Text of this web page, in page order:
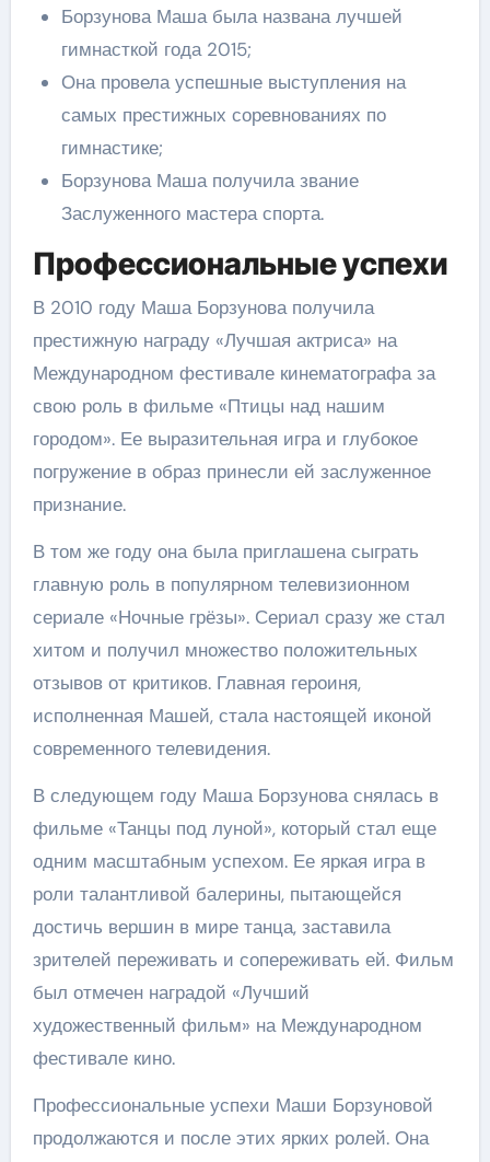
Борзунова Маша была названа лучшей
гимнасткой года 2015;
Она провела успешные выступления на
самых престижных соревнованиях по
гимнастике;
Борзунова Маша получила звание
Заслуженного мастера спорта.
Профессиональные успехи
В 2010 году Маша Борзунова получила
престижную награду «Лучшая актриса» на
Международном фестивале кинематографа за
свою роль в фильме «Птицы над нашим
городом». Ее выразительная игра и глубокое
погружение в образ принесли ей заслуженное
признание.
В том же году она была приглашена сыграть
главную роль в популярном телевизионном
сериале «Ночные грёзы». Сериал сразу же стал
хитом и получил множество положительных
отзывов от критиков. Главная героиня,
исполненная Машей, стала настоящей иконой
современного телевидения.
В следующем году Маша Борзунова снялась в
фильме «Танцы под луной», который стал еще
одним масштабным успехом. Ее яркая игра в
роли талантливой балерины, пытающейся
достичь вершин в мире танца, заставила
зрителей переживать и сопереживать ей. Фильм
был отмечен наградой «Лучший
художественный фильм» на Международном
фестивале кино.
Профессиональные успехи Маши Борзуновой
продолжаются и после этих ярких ролей. Она